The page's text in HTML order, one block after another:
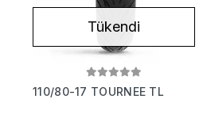
Tükendi
110/80-17 TOURNEE TL